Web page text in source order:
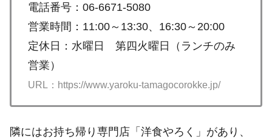
電話番号：06-6671-5080
営業時間：11:00～13:30、16:30～20:00
定休日：水曜日 第四火曜日（ランチのみ
営業）
URL：https://www.yaroku-tamagocorokke.jp/
隣にはお持ち帰り専門店「洋食やろく」があり、